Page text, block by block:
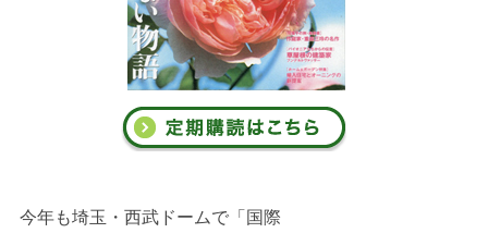
今年も埼玉・西武ドームで「国際